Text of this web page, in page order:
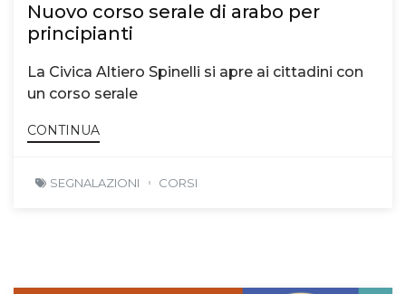
Nuovo corso serale di arabo per
principianti
La Civica Altiero Spinelli si apre ai cittadini con
un corso serale
CONTINUA
SEGNALAZIONI CORSI